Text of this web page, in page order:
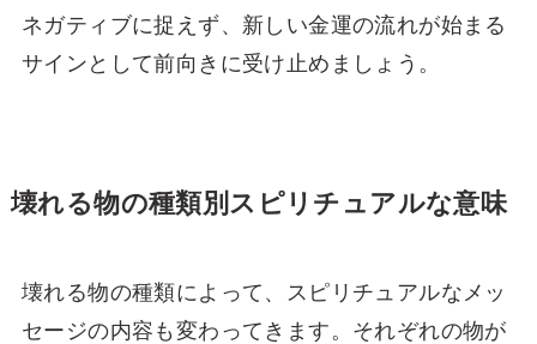
ネガティブに捉えず、新しい金運の流れが始まる
サインとして前向きに受け止めましょう。
壊れる物の種類別スピリチュアルな意味
壊れる物の種類によって、スピリチュアルなメッ
セージの内容も変わってきます。それぞれの物が